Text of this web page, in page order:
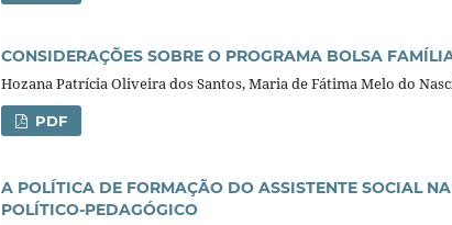
CONSIDERAÇÕES SOBRE O PROGRAMA BOLSA
Hozana Patrícia Oliveira dos Santos, Maria de Fátima Melo do
PDF
A POLÍTICA DE FORMAÇÃO DO ASSISTENTE SOCIAL
POLÍTICO-PEDAGÓGICO